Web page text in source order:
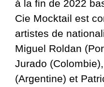
à la fin de 2022
Cie Mocktail est
artistes de
Miguel Roldan
Jurado
(Argentine) et